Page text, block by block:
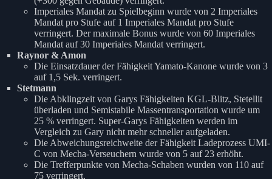
Imperiales Mandat zu Spielbeginn wurde von 2 Imperiales
Mandat pro Stufe auf 1 Imperiales Mandat pro Stufe
verringert. Der maximale Bonus wurde von 60 Imperiales
Mandat auf 30 Imperiales Mandat verringert.
Raynor & Amon
Die Einsatzdauer der Fähigkeit Yamato-Kanone wurde von 3
auf 1,5 Sek. verringert.
Stetmann
Die Abklingzeit von Garys Fähigkeiten KGL-Blitz, Stetellit
überladen und Semistabile Massentransportation wurde um
25 % verringert. Super-Garys Fähigkeiten werden im
Vergleich zu Gary nicht mehr schneller aufgeladen.
Die Abweichungsreichweite der Fähigkeit Ladeprozess UMI-
C von Mecha-Verseuchern wurde von 5 auf 23 erhöht.
Die Trefferpunkte von Mecha-Schaben wurden von 110 auf
75 verringert.